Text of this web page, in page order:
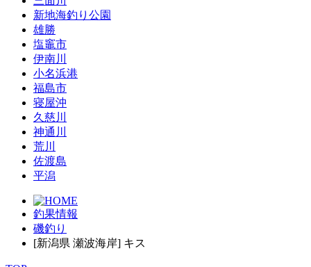
新地海釣り公園
雄勝
塩竈市
伊南川
小名浜港
福島市
寝屋沖
久慈川
神通川
荒川
佐渡島
平潟
釣果情報
磯釣り
[新潟県 瀬波海岸] キス